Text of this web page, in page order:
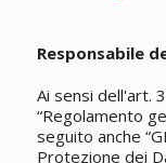
Responsabile
Ai sensi dell'art.
“Regolamento
seguito anche
Protezione dei